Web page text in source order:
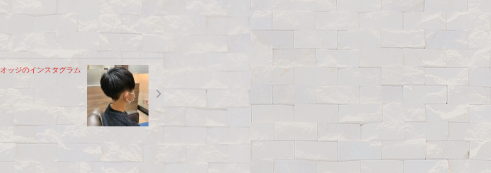
オッジのインスタグラム